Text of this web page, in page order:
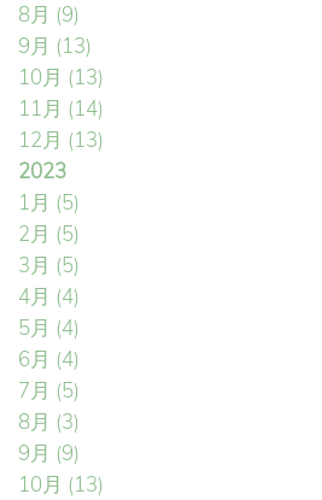
8月 (9)
9月 (13)
10月 (13)
11月 (14)
12月 (13)
2023
1月 (5)
2月 (5)
3月 (5)
4月 (4)
5月 (4)
6月 (4)
7月 (5)
8月 (3)
9月 (9)
10月 (13)